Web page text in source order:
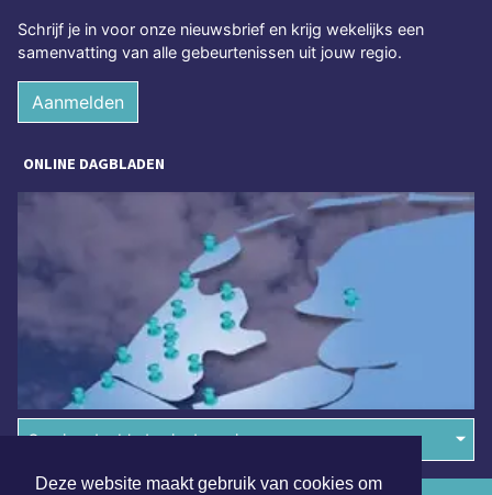
Deze website maakt gebruik van cookies om
Schrijf je in voor onze nieuwsbrief en krijg wekelijks een
samenvatting van alle gebeurtenissen uit jouw regio.
Aanmelden
ONLINE DAGBLADEN
Overige dagbladen in de regio